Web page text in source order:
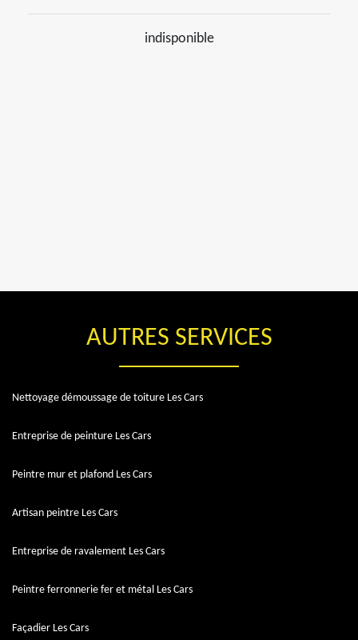
indisponible
AUTRES SERVICES
Nettoyage démoussage de toiture Les Cars
Entreprise de peinture Les Cars
Peintre mur et plafond Les Cars
Artisan peintre Les Cars
Entreprise de ravalement Les Cars
Peintre ferronnerie fer et métal Les Cars
Façadier Les Cars